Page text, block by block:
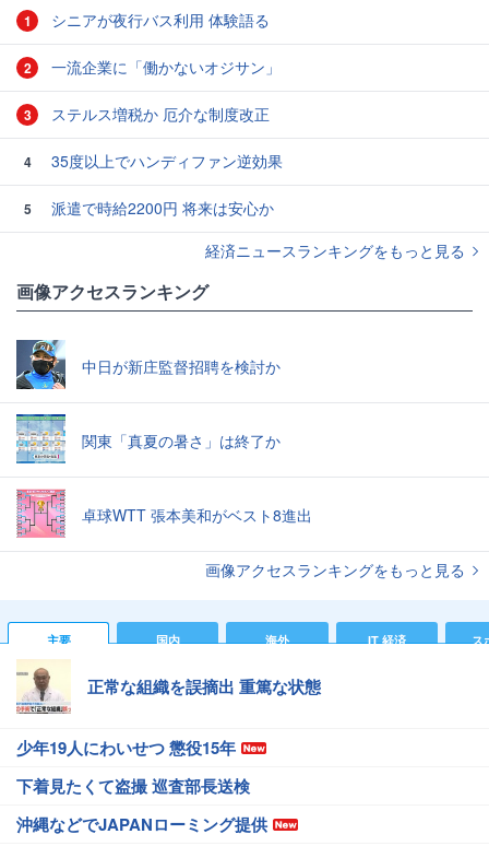
1 シニアが夜行バス利用 体験語る
2 一流企業に「働かないオジサン」
3 ステルス増税か 厄介な制度改正
4 35度以上でハンディファン逆効果
5
派遣で時給2200円 将来は安心か
経済ニュースランキングをもっと見る
画像アクセスランキング
中日が新庄監督招聘を検討か
関東「真夏の暑さ」は終了か
卓球WTT 張本美和がベスト8進出
画像アクセスランキングをもっと見る
主要 国内 海外 IT 経済 ス
正常な組織を誤摘出 重篤な状態
少年19人にわいせつ 懲役15年
下着見たくて盗撮 巡査部長送検
沖縄などでJAPANローミング提供